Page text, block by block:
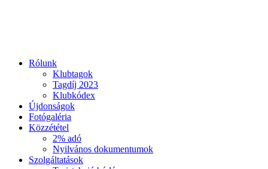
Rólunk
Klubtagok
Tagdíj 2023
Klubkódex
Újdonságok
Fotógaléria
Közzététel
2% adó
Nyilvános dokumentumok
Szolgáltatások